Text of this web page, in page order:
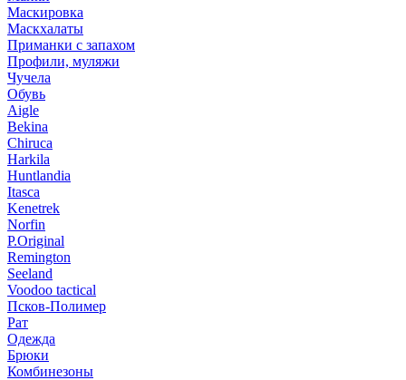
Маскировка
Маскхалаты
Приманки с запахом
Профили, муляжи
Чучела
Обувь
Aigle
Bekina
Chiruсa
Harkila
Huntlandia
Itasca
Kenetrek
Norfin
P.Original
Remington
Seeland
Voodoo tactical
Псков-Полимер
Рат
Одежда
Брюки
Комбинезоны